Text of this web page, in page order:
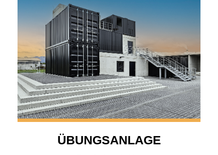
ÜBUNGSANLAGE